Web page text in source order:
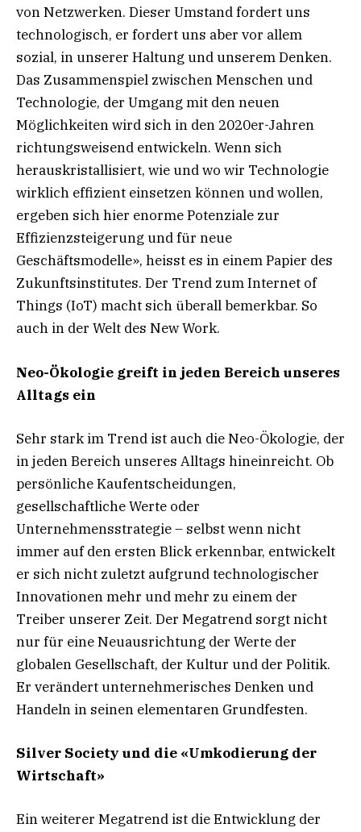
von Netzwerken. Dieser Umstand fordert uns
technologisch, er fordert uns aber vor allem
sozial, in unserer Haltung und unserem Denken.
Das Zusammenspiel zwischen Menschen und
Technologie, der Umgang mit den neuen
Möglichkeiten wird sich in den 2020er-Jahren
richtungsweisend entwickeln. Wenn sich
herauskristallisiert, wie und wo wir Technologie
wirklich effizient einsetzen können und wollen,
ergeben sich hier enorme Potenziale zur
Effizienzsteigerung und für neue
Geschäftsmodelle», heisst es in einem Papier des
Zukunftsinstitutes. Der Trend zum Internet of
Things (IoT) macht sich überall bemerkbar. So
auch in der Welt des New Work.
Neo-Ökologie greift in jeden Bereich unseres
Alltags ein
Sehr stark im Trend ist auch die Neo-Ökologie, der
in jeden Bereich unseres Alltags hineinreicht. Ob
persönliche Kaufentscheidungen,
gesellschaftliche Werte oder
Unternehmensstrategie – selbst wenn nicht
immer auf den ersten Blick erkennbar, entwickelt
er sich nicht zuletzt aufgrund technologischer
Innovationen mehr und mehr zu einem der
Treiber unserer Zeit. Der Megatrend sorgt nicht
nur für eine Neuausrichtung der Werte der
globalen Gesellschaft, der Kultur und der Politik.
Er verändert unternehmerisches Denken und
Handeln in seinen elementaren Grundfesten.
Silver Society und die «Umkodierung der
Wirtschaft»
Ein weiterer Megatrend ist die Entwicklung der